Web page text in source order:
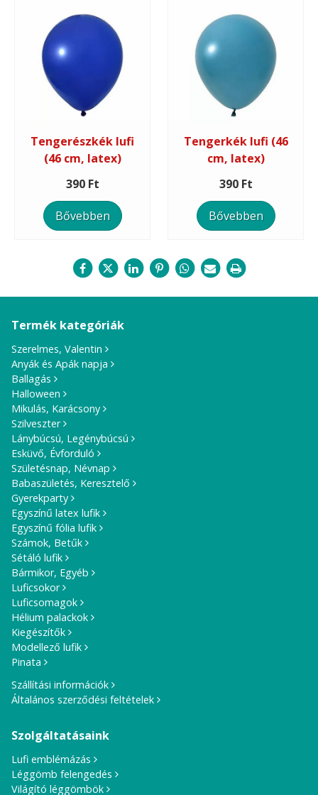
Tengerészkék lufi
(46 cm, latex)
390 Ft
Bővebben
Tengerkék lufi (46
cm, latex)
390 Ft
Bővebben
Termék kategóriák
Szerelmes, Valentin
Anyák és Apák napja
Ballagás
Halloween
Mikulás, Karácsony
Szilveszter
Lánybúcsú, Legénybúcsú
Esküvő, Évforduló
Születésnap, Névnap
Babaszületés, Keresztelő
Gyerekparty
Egyszínű latex lufik
Egyszínű fólia lufik
Számok, Betűk
Sétáló lufik
Bármikor, Egyéb
Luficsokor
Luficsomagok
Hélium palackok
Kiegészítők
Modellező lufik
Pinata
Szállítási információk
Általános szerződési feltételek
Szolgáltatásaink
Lufi emblémázás
Léggömb felengedés
Világító léggömbök